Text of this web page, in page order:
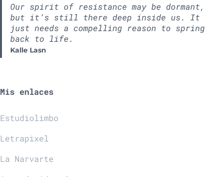
Our spirit of resistance may be dormant,
but it’s still there deep inside us. It
just needs a compelling reason to spring
back to life.
Kalle Lasn
Mis enlaces
Estudiolimbo
Letrapixel
La Narvarte